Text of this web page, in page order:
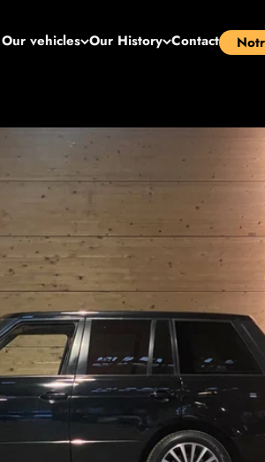
Our vehicles Our History Contact